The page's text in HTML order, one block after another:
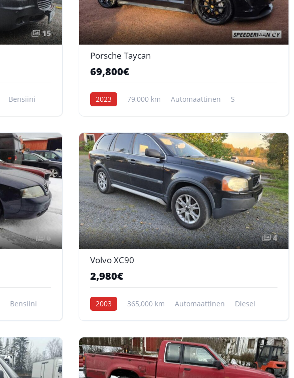
15
Bensiini
10
Porsche Taycan
69,800€
2023 79,000 km Automaattinen S
6
Bensiini
4
Volvo XC90
2,980€
2003 365,000 km Automaattinen Diesel